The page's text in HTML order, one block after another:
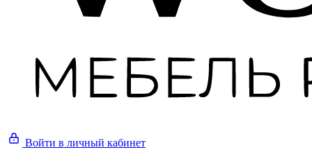
Войти в личный кабинет